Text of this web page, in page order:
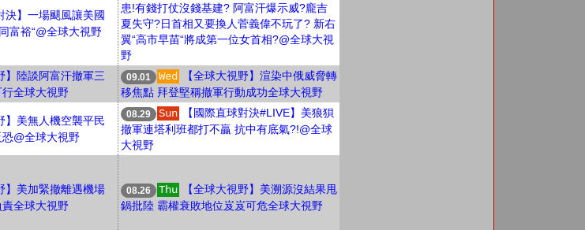
決】一場颶風讓美國
富裕“@全球大視野
患!有錢打仗沒錢基建? 阿富汗爆示威?龐吉
夏失守?日首相又要換人菅義偉不玩了? 新右
翼“高市早苗“將成第一位女首相?@全球大視
野
】陸談阿富汗撤軍三
全球大視野
09.01 Wed
【全球大視野】渲染中俄威脅轉
移焦點 拜登堅稱撤軍行動成功全球大視野
】美無人機空襲平民
@全球大視野
08.29 Sun
【國際直球對決#LIVE】美狼狽
撤軍連塔利班都打不贏 抗中有底氣?!@全球
大視野
】美加緊撤離遇機場
全球大視野
08.26 Thu
【全球大視野】美溯源沒結果甩
鍋批陸 霸權衰敗地位岌岌可危全球大視野